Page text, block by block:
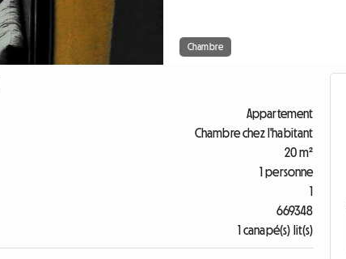
Chambre
Appartement
Chambre chez l'habitant
20 m²
1 personne
1
669348
1 canapé(s) lit(s)